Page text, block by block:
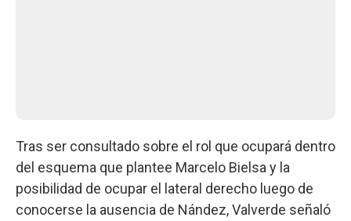
Tras ser consultado sobre el rol que ocupará dentro
del esquema que plantee Marcelo Bielsa y la
posibilidad de ocupar el lateral derecho luego de
conocerse la ausencia de Nández, Valverde señaló